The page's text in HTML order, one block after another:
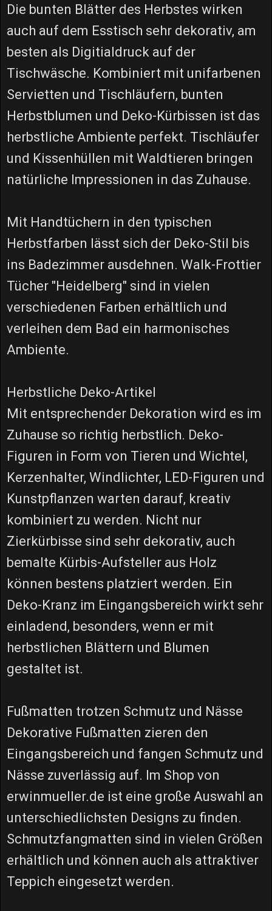
Die bunten Blätter des Herbstes wirken
auch auf dem Esstisch sehr dekorativ, am
besten als Digitialdruck auf der
Tischwäsche. Kombiniert mit unifarbenen
Servietten und Tischläufern, bunten
Herbstblumen und Deko-Kürbissen ist das
herbstliche Ambiente perfekt. Tischläufer
und Kissenhüllen mit Waldtieren bringen
natürliche Impressionen in das Zuhause.
Mit Handtüchern in den typischen
Herbstfarben lässt sich der Deko-Stil bis
ins Badezimmer ausdehnen. Walk-Frottier
Tücher "Heidelberg" sind in vielen
verschiedenen Farben erhältlich und
verleihen dem Bad ein harmonisches
Ambiente.
Herbstliche Deko-Artikel
Mit entsprechender Dekoration wird es im
Zuhause so richtig herbstlich. Deko-
Figuren in Form von Tieren und Wichtel,
Kerzenhalter, Windlichter, LED-Figuren und
Kunstpflanzen warten darauf, kreativ
kombiniert zu werden. Nicht nur
Zierkürbisse sind sehr dekorativ, auch
bemalte Kürbis-Aufsteller aus Holz
können bestens platziert werden. Ein
Deko-Kranz im Eingangsbereich wirkt sehr
einladend, besonders, wenn er mit
herbstlichen Blättern und Blumen
gestaltet ist.
Fußmatten trotzen Schmutz und Nässe
Dekorative Fußmatten zieren den
Eingangsbereich und fangen Schmutz und
Nässe zuverlässig auf. Im Shop von
erwinmueller.de ist eine große Auswahl an
unterschiedlichsten Designs zu finden.
Schmutzfangmatten sind in vielen Größen
erhältlich und können auch als attraktiver
Teppich eingesetzt werden.